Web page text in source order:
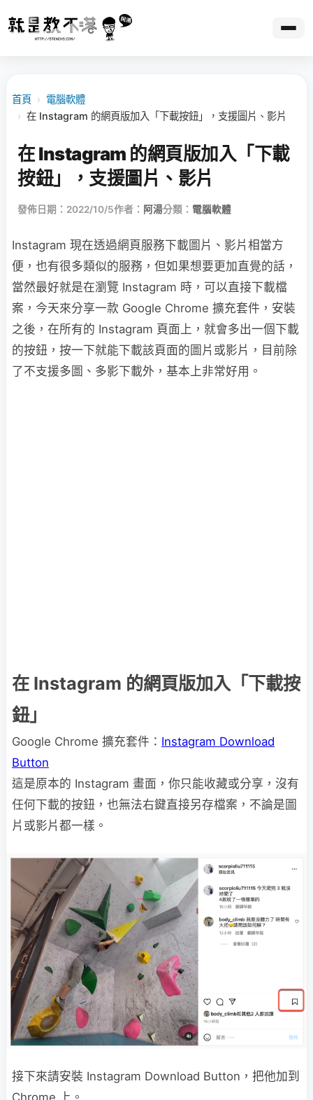
首頁 › 電腦軟體
› 在 Instagram 的網頁版加入「下載按鈕」，支援圖片、影片
在 Instagram 的網頁版加入「下載
按鈕」，支援圖片、影片
發佈日期：2022/10/5作者： 阿湯分類： 電腦軟體
Instagram 現在透過網頁服務下載圖片、影片相當方
便，也有很多類似的服務，但如果想要更加直覺的話，
當然最好就是在瀏覽 Instagram 時，可以直接下載檔
案，今天來分享一款 Google Chrome 擴充套件，安裝
之後，在所有的 Instagram 頁面上，就會多出一個下載
的按鈕，按一下就能下載該頁面的圖片或影片，目前除
了不支援多圖、多影下載外，基本上非常好用。
在 Instagram 的網頁版加入「下載按
鈕」
Google Chrome 擴充套件： Instagram Download
Button
這是原本的 Instagram 畫面，你只能收藏或分享，沒有
任何下載的按鈕，也無法右鍵直接另存檔案，不論是圖
片或影片都一樣。
接下來請安裝 Instagram Download Button，把他加到